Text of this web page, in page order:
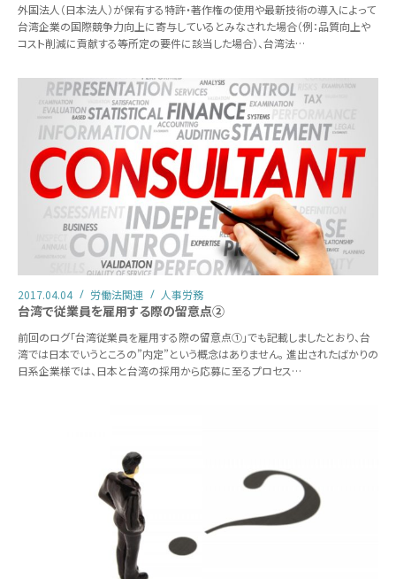
外国法人（日本法人）が保有する特許・著作権の使用や最新技術の導入によって
台湾企業の国際競争力向上に寄与しているとみなされた場合（例：品質向上や
コスト削減に貢献する等所定の要件に該当した場合）、台湾法…
2017.04.04 労働法関連 人事労務
台湾で従業員を雇用する際の留意点②
前回のログ「台湾従業員を雇用する際の留意点①」でも記載しましたとおり、台
湾では日本でいうところの”内定”という概念はありません。 進出されたばかりの
日系企業様では、日本と台湾の採用から応募に至るプロセス…